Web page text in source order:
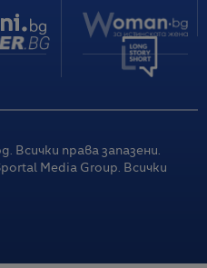
Всички права запазени.
Media Group. Всички